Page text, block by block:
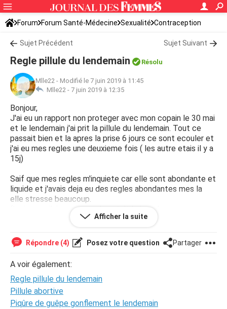
Forum Forum Santé-Médecine Sexualité Contraception
Sujet Précédent Sujet Suivant
Regle pillule du lendemain Résolu
Mlle22 - Modifié le 7 juin 2019 à 11:45
Mlle22 - 7 juin 2019 à 12:35
Bonjour,
J'ai eu un rapport non proteger avec mon copain le 30 mai
et le lendemain j'ai prit la pillule du lendemain. Tout ce
passait bien et la apres la prise 6 jours ce sont ecouler et
j'ai eu mes regles une deuxieme fois ( les autre etais il y a
15j)
Saif que mes regles m'inquiete car elle sont abondante et
liquide et j'avais deja eu des regles abondantes mes la
elle stresse beaucoup.
(Le jour ou j'ai eu mes regles etait le jour de mon
Afficher la suite
Répondre (4) Posez votre question Partager
A voir également:
Regle pillule du lendemain
Pillule abortive
Piqûre de guêpe gonflement le lendemain